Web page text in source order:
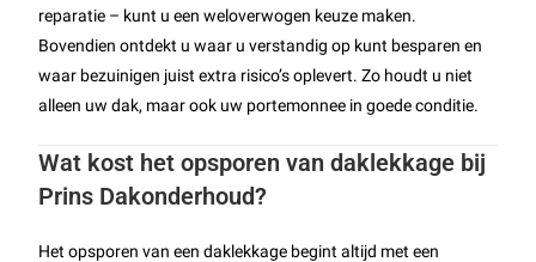
reparatie – kunt u een weloverwogen keuze maken.
Bovendien ontdekt u waar u verstandig op kunt besparen en
waar bezuinigen juist extra risico’s oplevert. Zo houdt u niet
alleen uw dak, maar ook uw portemonnee in goede conditie.
Wat kost het opsporen van daklekkage bij
Prins Dakonderhoud?
Het opsporen van een daklekkage begint altijd met een